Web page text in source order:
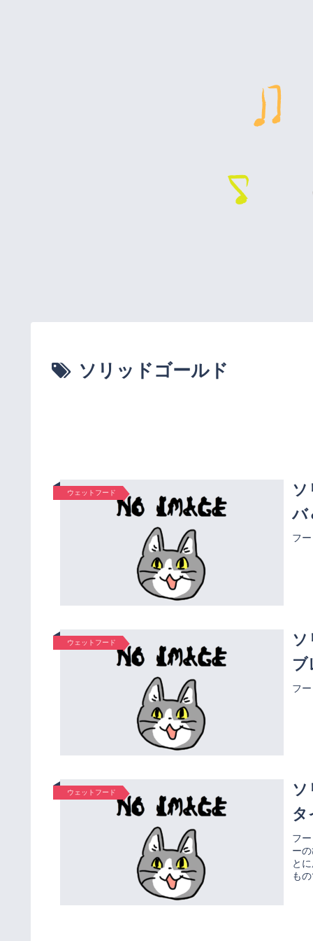
ソリッドゴールド
ウェットフード
ソ
バ
フ
ウェットフード
ソ
ブ
フ
ウェットフード
ソ
タ
フ
ー
と
も